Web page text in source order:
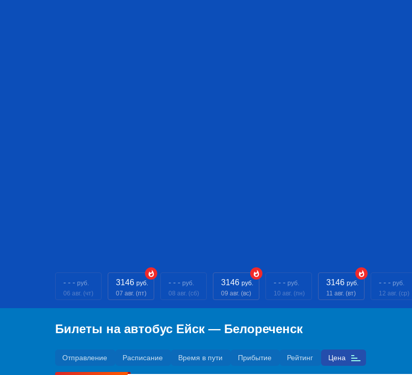
- - - руб.
06 авг. (чт)
3146 руб.
07 авг. (пт)
- - - руб.
08 авг. (сб)
3146 руб.
09 авг. (вс)
- - - руб.
10 авг. (пн)
3146 руб.
11 авг. (вт)
- - - руб.
12 авг. (ср)
Билеты на автобус Ейск — Белореченск
Отправление Расписание Время в пути Прибытие Рейтинг Цена